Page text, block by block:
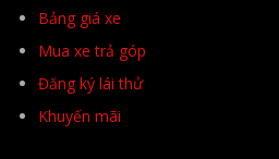
Bảng giá xe
Mua xe trả góp
Đăng ký lái thử
Khuyến mãi